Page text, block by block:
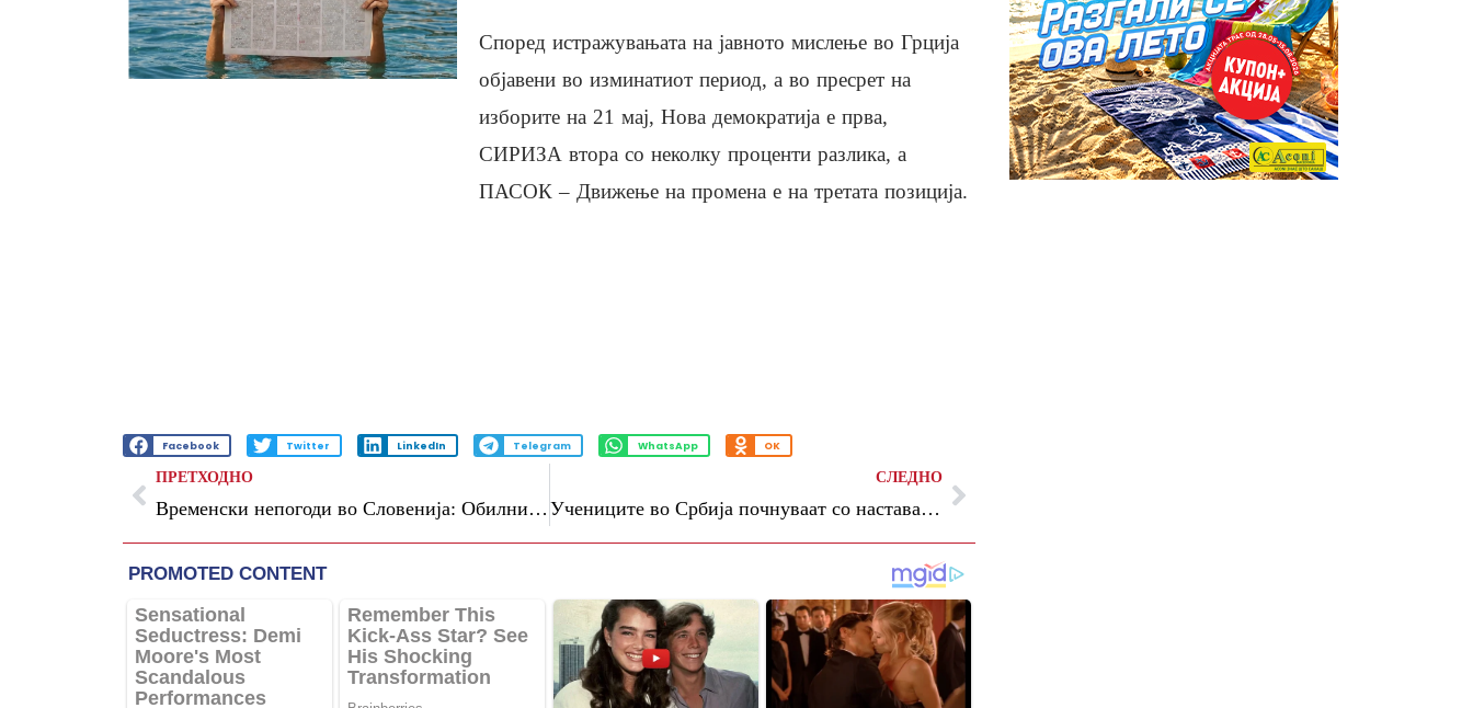
Според истражувањата на јавното мислење во Грција
објавени во изминатиот период, а во пресрет на
изборите на 21 мај, Нова демократија е прва,
СИРИЗА втора со неколку проценти разлика, а
ПАСОК – Движење на промена е на третата позиција.
Facebook Twitter LinkedIn Telegram WhatsApp OK
ПРЕТХОДНО
Временски непогоди во Словенија: Обилните дождови предизвикаа поплави, во некои области падна и град
СЛЕДНО
Учениците во Србија почнуваат со настава, „Рибникар“ уште без настава